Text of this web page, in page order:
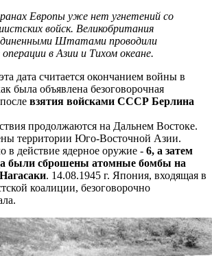
Европы уже нет угнетений со
войск. Великобритания
Штатами проводили
в Азии и Тихом океане.
дата считается окончанием войны в
была объявлена безоговорочная
взятия войсками СССР Берлина
продолжаются на Дальнем Востоке.
территории Юго-Восточной Азии.
действие ядерное оружие - 6, а затем
были сброшены атомные бомбы на
. 14.08.1945 г. Япония, входящая в
коалиции, безоговорочно